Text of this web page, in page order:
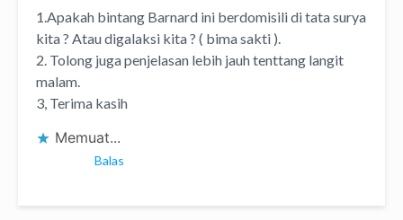
1.Apakah bintang Barnard ini berdomisili di tata surya
kita ? Atau digalaksi kita ? ( bima sakti ).
2. Tolong juga penjelasan lebih jauh tenttang langit
malam.
3, Terima kasih
Memuat...
Balas